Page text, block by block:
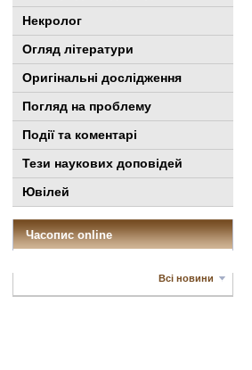
Некролог
Огляд літератури
Оригінальні дослідження
Погляд на проблему
Події та коментарі
Тези наукових доповідей
Ювілей
Часопис online
Всі новини